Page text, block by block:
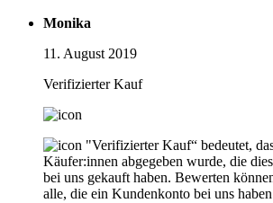
Monika
11. August 2019
Verifizierter Kauf
"Verifizierter Kauf“ bedeutet,
Käufer:innen abgegeben wurde, die
bei uns gekauft haben. Bewerten
alle, die ein Kundenkonto bei uns